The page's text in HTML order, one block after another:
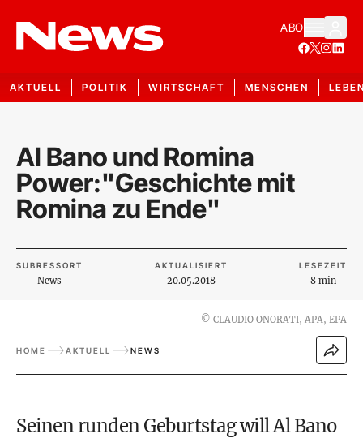
ABO
AKTUELL POLITIK WIRTSCHAFT MENSCHEN
Al Bano und Romina
Power:"Geschichte mit
Romina zu Ende"
SUBRESSORT
News
AKTUALISIERT
20.05.2018
LESEZEIT
8 min
© CLAUDIO ONORATI, APA, EPA
HOME AKTUELL NEWS
Seinen runden Geburtstag willAl Bano